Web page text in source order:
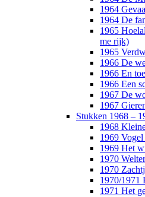
1964
1964 De
1965
me rijk)
1965
1966 De
1966 En
1966 Een
1967 De
1967
Stukken 1968 –
1968
1969
1969 Het
1970
1970
1970/1971
1971 Het